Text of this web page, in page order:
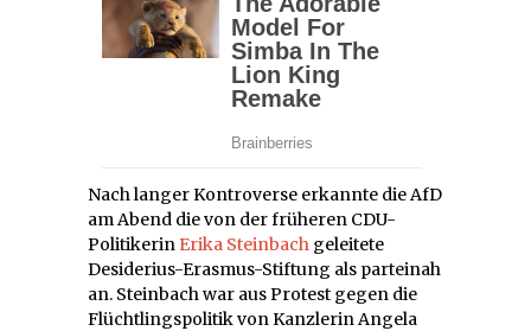
Nach langer Kontroverse erkannte die AfD
am Abend die von der früheren CDU-
Politikerin Erika Steinbach geleitete
Desiderius-Erasmus-Stiftung als parteinah
an. Steinbach war aus Protest gegen die
Flüchtlingspolitik von Kanzlerin Angela